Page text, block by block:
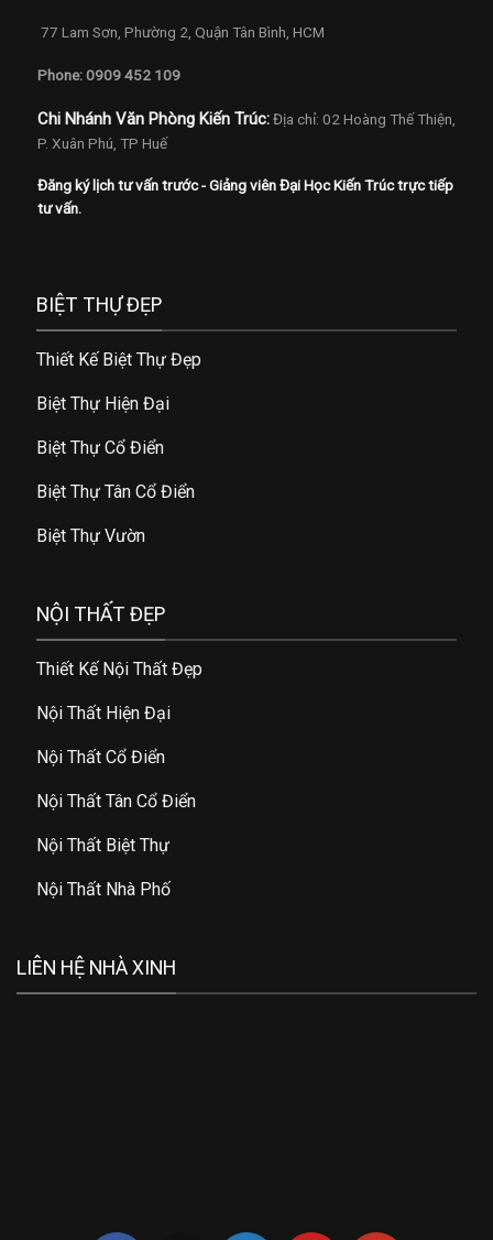
77 Lam Sơn, Phường 2, Quận Tân Bình, HCM
Phone: 0909 452 109
Chi Nhánh Văn Phòng Kiến Trúc: Địa chỉ: 02 Hoàng Thế Thiện,
P. Xuân Phú, TP Huế
Đăng ký lịch tư vấn trước - Giảng viên Đại Học Kiến Trúc trực tiếp
tư vấn.
BIỆT THỰ ĐẸP
Thiết Kế Biệt Thự Đẹp
Biệt Thự Hiện Đại
Biệt Thự Cổ Điển
Biệt Thự Tân Cổ Điển
Biệt Thự Vườn
NỘI THẤT ĐẸP
Thiết Kế Nội Thất Đẹp
Nội Thất Hiện Đại
Nội Thất Cổ Điển
Nội Thất Tân Cổ Điển
Nội Thất Biệt Thự
Nội Thất Nhà Phố
LIÊN HỆ NHÀ XINH